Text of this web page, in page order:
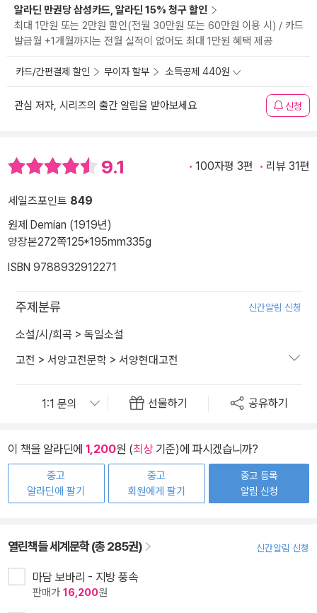
알라딘 만권당 삼성카드, 알라딘 15% 청구 할인
최대 1만원 또는 2만원 할인(전월 30만원 또는 60만원 이용 시) / 카드
발급월 +1개월까지는 전월 실적이 없어도 최대 1만원 혜택 제공
카드/간편결제 할인 무이자 할부 소득공제 440원
관심 저자, 시리즈의 출간 알림을 받아보세요 신청
9.1 100자평 3편 리뷰 31편
세일즈포인트 849
원제 Demian (1919년)
양장본272쪽125*195mm335g
ISBN 9788932912271
주제분류 신간알림 신청
소설/시/희곡 > 독일소설
고전 > 서양고전문학 > 서양현대고전
선물하기 공유하기
이 책을 알라딘에 1,200원 (최상기준)에 파시겠습니까?
중고
알라딘에 팔기
중고
회원에게 팔기
중고 등록
알림 신청
열린책들 세계문학 (총 285권) 신간알림 신청
마담 보바리 - 지방 풍속
판매가 16,200원